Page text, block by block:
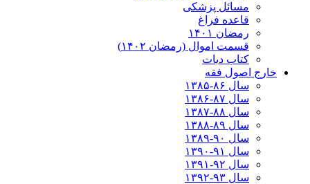
مسائل پزشکی
قاعده فراغ
رمضان ۱۴۰۱
قسمت اموال (رمضان ۱۴۰۲)
کتاب دیات
خارج اصول فقه
سال ۸۶-۱۳۸۵
سال ۸۷-۱۳۸۶
سال ۸۸-۱۳۸۷
سال ۸۹-۱۳۸۸
سال ۹۰-۱۳۸۹
سال ۹۱-۱۳۹۰
سال ۹۲-۱۳۹۱
سال ۹۳-۱۳۹۲